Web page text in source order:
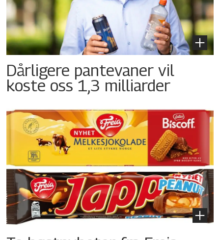
Dårligere pantevaner vil
koste oss 1,3 milliarder